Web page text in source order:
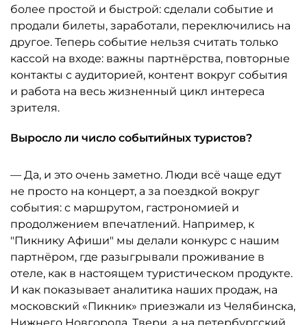
более простой и быстрой: сделали событие и
продали билеты, заработали, переключились на
другое. Теперь событие нельзя считать только
кассой на входе: важны партнёрства, повторные
контакты с аудиторией, контент вокруг события
и работа на весь жизненный цикл интереса
зрителя.
Выросло ли число событийных туристов?
— Да, и это очень заметно. Люди всё чаще едут
не просто на концерт, а за поездкой вокруг
события: с маршрутом, гастрономией и
продолжением впечатлений. Например, к
"Пикнику Афиши" мы делали конкурс с нашим
партнёром, где разыгрывали проживание в
отеле, как в настоящем туристическом продукте.
И как показывает аналитика наших продаж, на
московский «Пикник» приезжали из Челябинска,